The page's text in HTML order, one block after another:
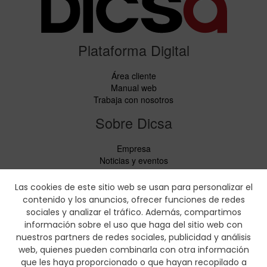
Las cookies de este sitio web se usan para personalizar el
contenido y los anuncios, ofrecer funciones de redes
sociales y analizar el tráfico. Además, compartimos
información sobre el uso que haga del sitio web con
nuestros partners de redes sociales, publicidad y análisis
web, quienes pueden combinarla con otra información
que les haya proporcionado o que hayan recopilado a
Plataforma Digital
Área cliente
Manual web
Trabaja con nosotros
Sobre Dicsa
Empresa
Noticias y eventos
Servicios
Código de Conducta
Responsabilidad Social
CbC Report
Descargas
Lista de precios y folletos de productos